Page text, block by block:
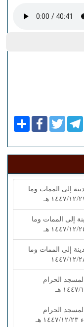
ShareFacebookTwitterTelegram
إلى الممات وما
إلى الممات وما
إلى الممات وما
الحرام
الحرام